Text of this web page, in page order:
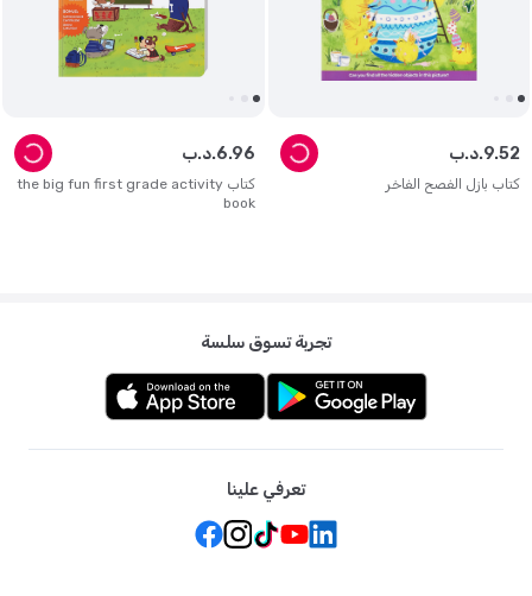
كتاب بازل الفصح الفاخر
د.ب.9.52
كتاب the big fun first grade activity
book
د.ب.6.96
تجربة تسوق سلسة
تعرفي علينا